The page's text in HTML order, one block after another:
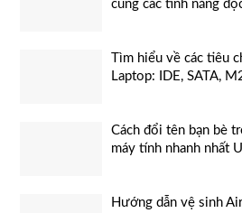
cùng các tính năng
Tìm hiểu về các tiêu
Laptop: IDE, SATA,
Cách đổi tên bạn bè
máy tính nhanh nhất
Hướng dẫn vệ sinh